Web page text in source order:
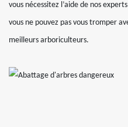
vous nécessitez l’aide de nos
vous ne pouvez pas vous tromper
meilleurs arboriculteurs.